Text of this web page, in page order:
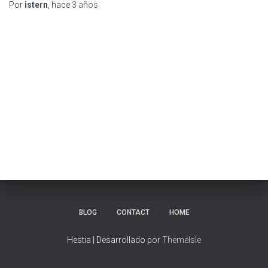
Por istern , hace 3 años
BLOG CONTACT HOME
Hestia | Desarrollado porThemeIsle